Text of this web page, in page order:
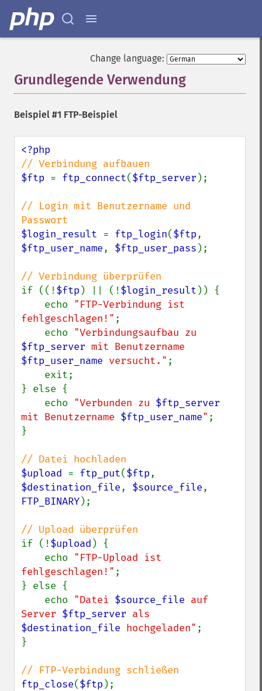
Change language:
Grundlegende Verwendung
Beispiel #1 FTP-Beispiel
$ftp = ftp_connect($ftp_server );
// Login mit Benutzername und
$login_result = ftp_login($ftp
$ftp_user_name, $ftp_user_pass );
if ((!$ftp ) || (!$login_result )) {
    echo
"FTP-Verbindung ist
fehlgeschlagen!" ;
    echo
$ftp_server
$ftp_user_name versucht." ;
} else {
    echo
"Verbunden zu $ftp_server
mit Benutzername $ftp_user_name" ;
}
$upload = ftp_put($ftp
$destination_file, $source_file
FTP_BINARY);
if (!$upload ) {
    echo
"FTP-Upload ist
fehlgeschlagen!" ;
} else {
    echo
"Datei $source_file auf
Server $ftp_server
$destination_file hochgeladen" ;
}
ftp_close($ftp